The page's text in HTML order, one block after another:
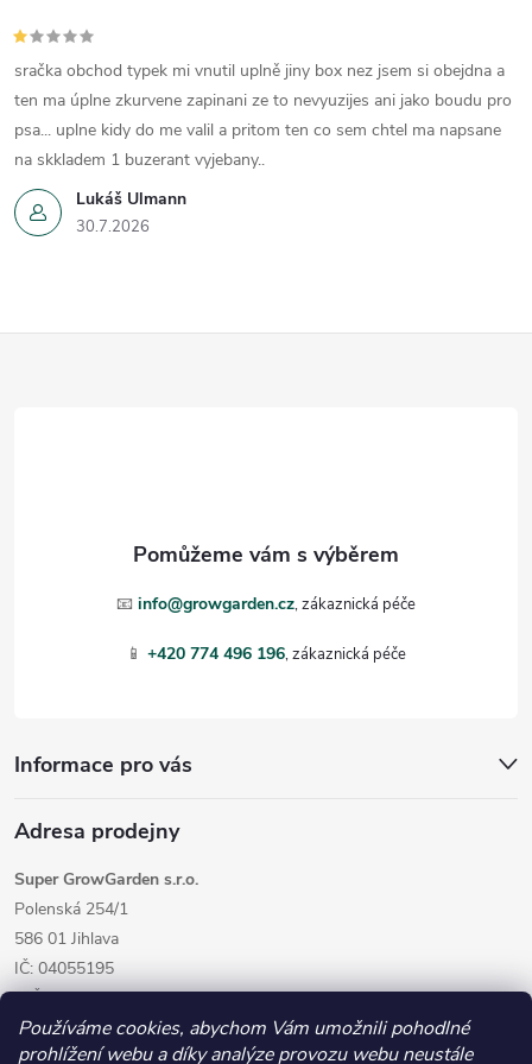
Používáme cookies, abychom Vám umožnili pohodlné
prohlížení webu a díky analýze provozu webu neustále
y
v
ý
p
i
Lukáš Ulmann
30.7.2026
sračka obchod typek mi vnutil uplně jiny box nez jsem si obejdna a
ten ma úplne zkurvene zapinani ze to nevyuzijes ani jako boudu pro
psa... uplne kidy do me valil a pritom ten co sem chtel ma napsane
na skkladem 1 buzerant vyjebany..
📧 info@growgarden.cz
📱 +420 774 496 196
Informace pro vás
Adresa prodejny
Super GrowGarden s.r.o.
Polenská 254/1
586 01 Jihlava
IČ: 04055195
DIČ: CZ04055195